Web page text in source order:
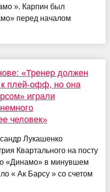
». Карпин был
перед началом
«Тренер должен
плей-офф, но она
играли
человек»
Лукашенко
Квартального на посту
«Динамо» в минувшем
« Ак Барсу » со счетом